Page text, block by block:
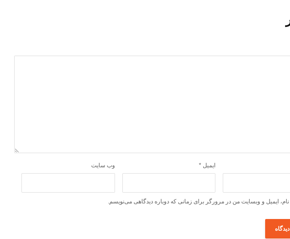
ایمیل * وب‌ سایت
ایمیل و وبسایت من در مرورگر برای زمانی که دوباره دیدگاهی می‌نویسم.